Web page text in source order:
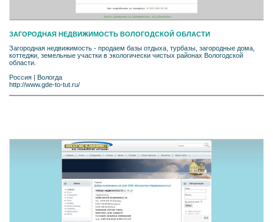
ЗАГОРОДНАЯ НЕДВИЖИМОСТЬ ВОЛОГОДСКОЙ ОБЛАСТИ
Загородная недвижимость - продаем базы отдыха, турбазы, загородные дома,
коттеджи, земельные участки в экологически чистых районах Вологодской
области.
Россия
Вологда
http://www.gde-to-tut.ru/